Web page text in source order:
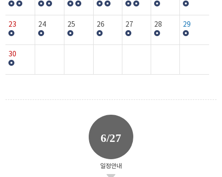
23 24 25 26 27 28 29
30
6/27
일정안내